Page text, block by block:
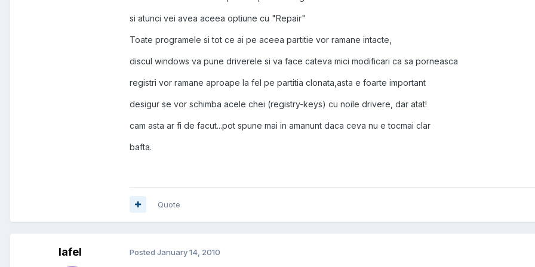
si atunci vei avea aceea optiune cu "Repair"
Toate programele si tot ce ai pe aceea partitie vor ramane intacte,
discul windows va pune driverele si va face cateva mici modificari ca sa porneasca
registri vor ramane aproape la fel pe partitia clonata,asta e foarte important
desigur se vor schimba acele chei (registry-keys) cu noile drivere, dar atat!
cam asta ar fi de facut...pot spune mai in amanunt daca ceva nu e tocmai clar
bafta.
Quote
lafel Posted January 14, 2010